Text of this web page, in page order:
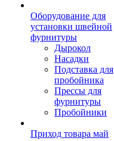
Оборудование для
установки швейной
фурнитуры
Дырокол
Насадки
Подставка для
пробойника
Прессы для
фурнитуры
Пробойники
Приход товара май